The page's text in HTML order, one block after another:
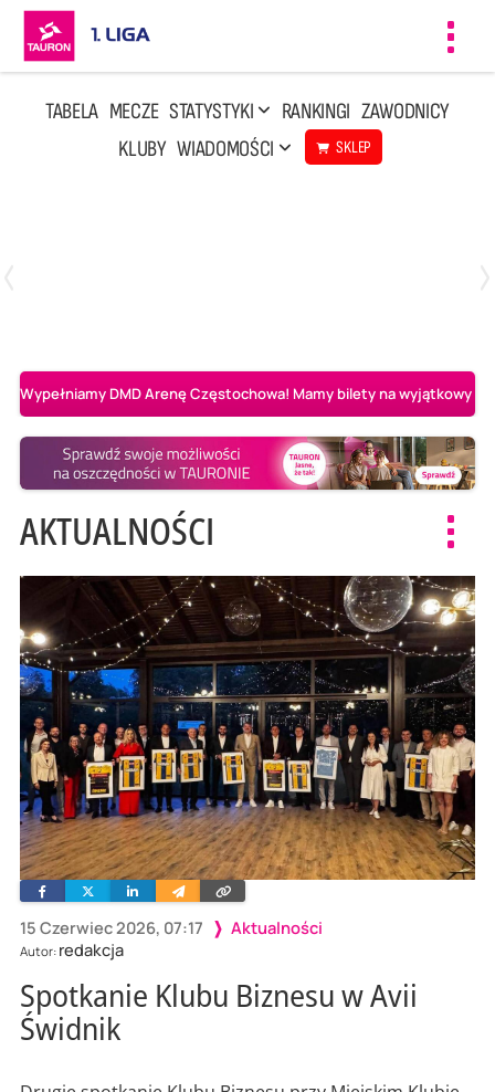
TABELA MECZE STATYSTYKI RANKINGI ZAWODNICY
KLUBY WIADOMOŚCI SKLEP
Wypełniamy DMD Arenę Częstochowa! Mamy bilety na wyjątkowy
AKTUALNOŚCI
15 Czerwiec 2026, 07:17 Aktualności
Autor: redakcja
FacebookTwitterLinkedinWyślij
e-
Skopiuj
link
Spotkanie Klubu Biznesu w Avii
Świdnik